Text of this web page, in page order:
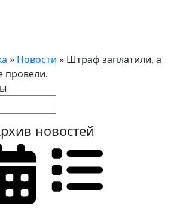
» Новости » Штраф заплатили, а
провели.
новостей